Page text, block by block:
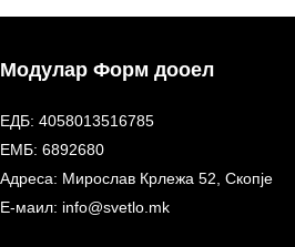
Модулар Форм дооел
ЕДБ: 4058013516785
ЕМБ: 6892680
Адреса: Мирослав Крлежа 52, Скопје
Е-маил: info@svetlo.mk